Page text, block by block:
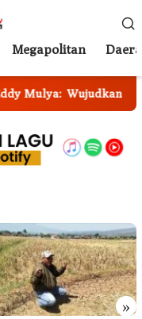
Megapolitan
Mulya: Wujudkan Tata
»